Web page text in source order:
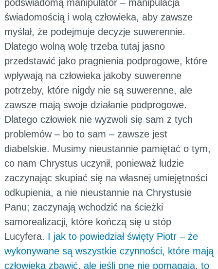
podświadomą manipulator – manipulacja
świadomością i wolą człowieka, aby zawsze
myślał, że podejmuje decyzje suwerennie.
Dlatego wolną wolę trzeba tutaj jasno
przedstawić jako pragnienia podprogowe, które
wpływają na człowieka jakoby suwerenne
potrzeby, które nigdy nie są suwerenne, ale
zawsze mają swoje działanie podprogowe.
Dlatego człowiek nie wyzwoli się sam z tych
problemów – bo to sam – zawsze jest
diabelskie. Musimy nieustannie pamiętać o tym,
co nam Chrystus uczynił, ponieważ ludzie
zaczynając skupiać się na własnej umiejętności
odkupienia, a nie nieustannie na Chrystusie
Panu; zaczynają wchodzić na ścieżki
samorealizacji, które kończą się u stóp
Lucyfera. I jak to powiedział święty Piotr – że
wykonywane są wszystkie czynności, które mają
człowieka zbawić, ale jeśli one nie pomagają, to